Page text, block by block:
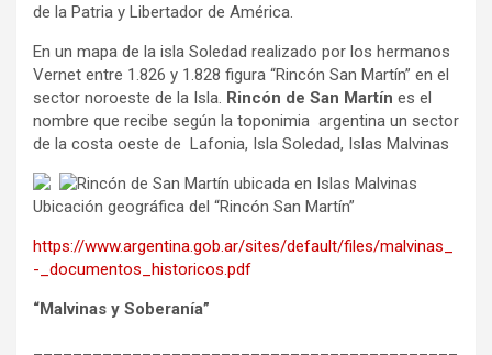
de la Patria y Libertador de América.
En un mapa de la isla Soledad realizado por los hermanos
Vernet entre 1.826 y 1.828 figura “Rincón San Martín” en el
sector noroeste de la Isla. Rincón de San Martín es el
nombre que recibe según la toponimia argentina un sector
de la costa oeste de Lafonia, Isla Soledad, Islas Malvinas
Ubicación geográfica del “Rincón San Martín”
https://www.argentina.gob.ar/sites/default/files/malvinas_
-_documentos_historicos.pdf
“Malvinas y Soberanía”